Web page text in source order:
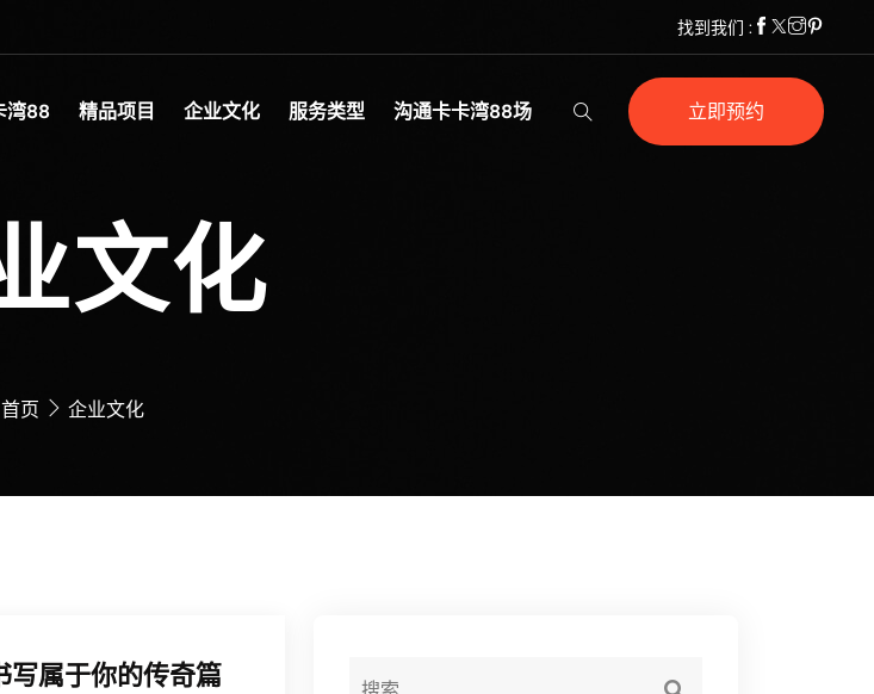
找到我们 :
湾88 精品项目 企业文化 服务类型 沟通卡卡湾88场 立即预约
文化
首页 企业文化
写属于你的传奇篇